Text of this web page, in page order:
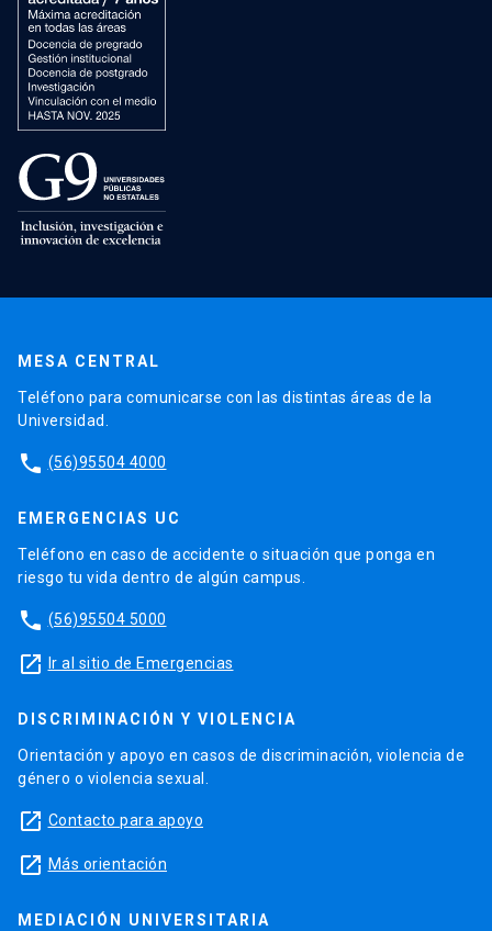
MESA CENTRAL
Teléfono para comunicarse con las distintas áreas de la
Universidad.
phone (56)95504 4000
EMERGENCIAS UC
Teléfono en caso de accidente o situación que ponga en
riesgo tu vida dentro de algún campus.
phone (56)95504 5000
launch Ir al sitio de Emergencias
DISCRIMINACIÓN Y VIOLENCIA
Orientación y apoyo en casos de discriminación, violencia de
género o violencia sexual.
launch Contacto para apoyo
launch Más orientación
MEDIACIÓN UNIVERSITARIA